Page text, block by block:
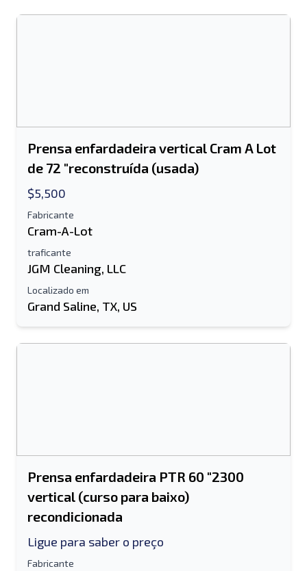
Prensa enfardadeira vertical Cram A Lot
de 72 "reconstruída (usada)
$5,500
Fabricante
Cram-A-Lot
traficante
JGM Cleaning, LLC
Localizado em
Grand Saline, TX, US
Prensa enfardadeira PTR 60 "2300
vertical (curso para baixo)
recondicionada
Ligue para saber o preço
Fabricante